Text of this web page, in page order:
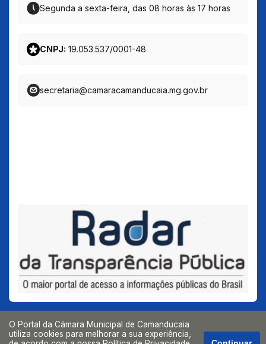
Segunda a sexta-feira, das 08 horas às 17 horas
CNPJ: 19.053.537/0001-48
secretaria@camaracamanducaia.mg.gov.br
O Portal da Câmara Municipal de Camanducaia
utiliza cookies para melhorar a sua experiência,